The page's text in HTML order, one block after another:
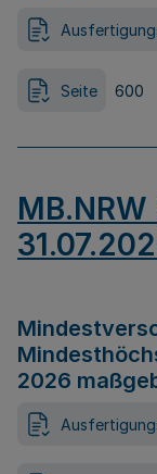
Seite 600
2026